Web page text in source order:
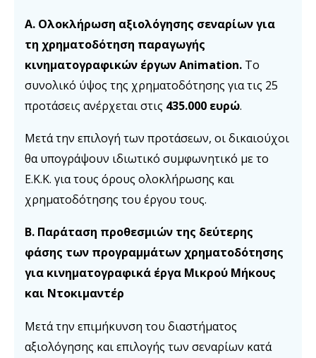
Α. Ολοκλήρωση αξιολόγησης σεναρίων για
τη χρηματοδότηση παραγωγής
κινηματογραφικών έργων Animation. Το
συνολικό ύψος της χρηματοδότησης για τις 25
προτάσεις ανέρχεται στις 435.000 ευρώ.
Μετά την επιλογή των προτάσεων, οι δικαιούχοι
θα υπογράψουν ιδιωτικό συμφωνητικό με το
Ε.Κ.Κ. για τους όρους ολοκλήρωσης και
χρηματοδότησης του έργου τους.
Β. Παράταση προθεσμιών της δεύτερης
φάσης των προγραμμάτων χρηματοδότησης
για κινηματογραφικά έργα Μικρού Μήκους
και Ντοκιμαντέρ
Μετά την επιμήκυνση του διαστήματος
αξιολόγησης και επιλογής των σεναρίων κατά